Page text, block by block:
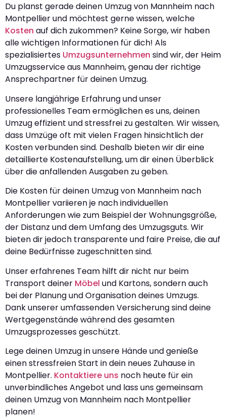
Du planst gerade deinen Umzug von Mannheim nach
Montpellier und möchtest gerne wissen, welche
Kosten auf dich zukommen? Keine Sorge, wir haben
alle wichtigen Informationen für dich! Als
spezialisiertes Umzugsunternehmen sind wir, der Heim
Umzugsservice aus Mannheim, genau der richtige
Ansprechpartner für deinen Umzug.
Unsere langjährige Erfahrung und unser
professionelles Team ermöglichen es uns, deinen
Umzug effizient und stressfrei zu gestalten. Wir wissen,
dass Umzüge oft mit vielen Fragen hinsichtlich der
Kosten verbunden sind. Deshalb bieten wir dir eine
detaillierte Kostenaufstellung, um dir einen Überblick
über die anfallenden Ausgaben zu geben.
Die Kosten für deinen Umzug von Mannheim nach
Montpellier variieren je nach individuellen
Anforderungen wie zum Beispiel der Wohnungsgröße,
der Distanz und dem Umfang des Umzugsguts. Wir
bieten dir jedoch transparente und faire Preise, die auf
deine Bedürfnisse zugeschnitten sind.
Unser erfahrenes Team hilft dir nicht nur beim
Transport deiner Möbel und Kartons, sondern auch
bei der Planung und Organisation deines Umzugs.
Dank unserer umfassenden Versicherung sind deine
Wertgegenstände während des gesamten
Umzugsprozesses geschützt.
Lege deinen Umzug in unsere Hände und genieße
einen stressfreien Start in dein neues Zuhause in
Montpellier. Kontaktiere uns noch heute für ein
unverbindliches Angebot und lass uns gemeinsam
deinen Umzug von Mannheim nach Montpellier
planen!